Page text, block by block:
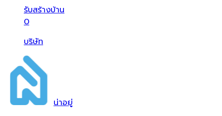
รับสร้างบ้าน
0
บริษัท
น่าอยู่